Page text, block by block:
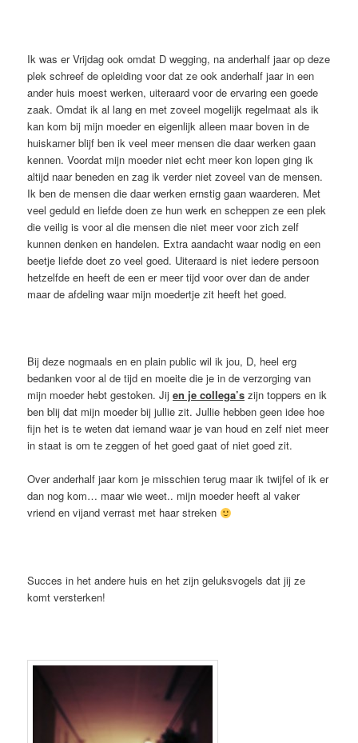
Ik was er Vrijdag ook omdat D wegging, na anderhalf jaar op deze
plek schreef de opleiding voor dat ze ook anderhalf jaar in een
ander huis moest werken, uiteraard voor de ervaring een goede
zaak. Omdat ik al lang en met zoveel mogelijk regelmaat als ik
kan kom bij mijn moeder en eigenlijk alleen maar boven in de
huiskamer blijf ben ik veel meer mensen die daar werken gaan
kennen. Voordat mijn moeder niet echt meer kon lopen ging ik
altijd naar beneden en zag ik verder niet zoveel van de mensen.
Ik ben de mensen die daar werken ernstig gaan waarderen. Met
veel geduld en liefde doen ze hun werk en scheppen ze een plek
die veilig is voor al die mensen die niet meer voor zich zelf
kunnen denken en handelen. Extra aandacht waar nodig en een
beetje liefde doet zo veel goed. Uiteraard is niet iedere persoon
hetzelfde en heeft de een er meer tijd voor over dan de ander
maar de afdeling waar mijn moedertje zit heeft het goed.
Bij deze nogmaals en en plain public wil ik jou, D, heel erg
bedanken voor al de tijd en moeite die je in de verzorging van
mijn moeder hebt gestoken. Jijen je collega’s zijn toppers en ik
ben blij dat mijn moeder bij jullie zit. Jullie hebben geen idee hoe
fijn het is te weten dat iemand waar je van houd en zelf niet meer
in staat is om te zeggen of het goed gaat of niet goed zit.
Over anderhalf jaar kom je misschien terug maar ik twijfel of ik er
dan nog kom… maar wie weet.. mijn moeder heeft al vaker
vriend en vijand verrast met haar streken
Succes in het andere huis en het zijn geluksvogels dat jij ze
komt versterken!